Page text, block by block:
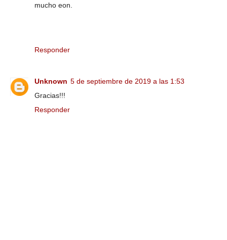
mucho eon.
Responder
Unknown 5 de septiembre de 2019 a las 1:53
Gracias!!!
Responder